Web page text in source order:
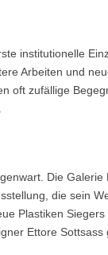
institutionelle
Arbeiten und
oft zufällige
Die
die sein
Plastiken
Ettore